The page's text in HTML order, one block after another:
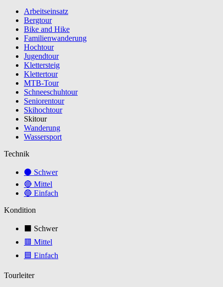
Arbeitseinsatz
Bergtour
Bike and Hike
Familienwanderung
Hochtour
Jugendtour
Klettersteig
Klettertour
MTB-Tour
Schneeschuhtour
Seniorentour
Skihochtour
Skitour
Wanderung
Wassersport
Technik
⚫ Schwer
🔴 Mittel
🔵 Einfach
Kondition
⬛ Schwer
🟥 Mittel
🟦 Einfach
Tourleiter